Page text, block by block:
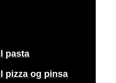
pasta
pizza og pinsa